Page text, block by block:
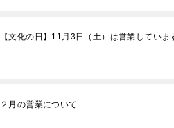
【文化の日】11月3日（土）は営業していま
２月の営業について